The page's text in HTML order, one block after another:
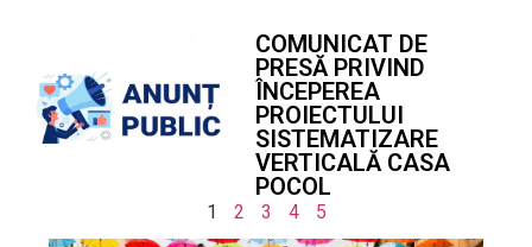
COMUNICAT DE
PRESĂ PRIVIND
ÎNCEPEREA
PROIECTULUI
SISTEMATIZARE
VERTICALĂ CASA
POCOL
1 2 3 4 5